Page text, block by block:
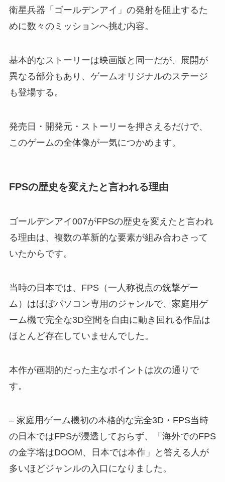
衛星兵器「ゴールデンアイ」の発射を阻止するた
めに数々のミッションへ挑む内容。
基本的なストーリーは映画版と同一だが、展開が
異なる部分もあり、ゲームオリジナルのステージ
も登場する。
発売日・開発元・ストーリーを押さえるだけで、
このゲームの全体像が一気につかめます。
FPSの歴史を変えたと言われる理由
ゴールデンアイ007がFPSの歴史を変えたと言われ
る理由は、複数の革新的な要素が組み合わさって
いたからです。
当時の日本では、FPS（一人称視点の銃撃ゲー
ム）はほぼパソコン専用のジャンルで、家庭用ゲ
ーム機で完全な3D空間を自由に動き回れる作品は
ほとんど存在していませんでした。
本作が画期的だった主なポイントは次の通りで
す。
– 家庭用ゲーム機初の本格的な完全3D・FPS当時
の日本ではFPSが浸透しておらず、「海外でのFPS
の金字塔はDOOM、日本では本作」と答える人が
多いほどジャンルの入口になりました。